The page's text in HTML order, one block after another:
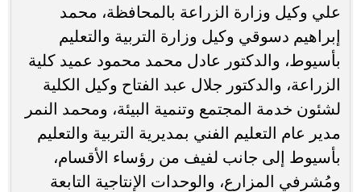
علي وكيل وزارة الزراعة بالمحافظة، محمد
إبراهيم دسوقي وكيل وزارة التربية والتعليم
بأسيوط، والدكتور عادل محمد محمود عميد كلية
الزراعة، والدكتور جلال عبد الفتاح وكيل الكلية
لشئون خدمة المجتمع وتنمية البيئة، ومحمد النمر
مدير عام التعليم الفني بمديرية التربية والتعليم
بأسيوط إلى جانب لفيف من رؤساء الأقسام،
ومُشرفي المزارع، والوحدات الإنتاجية التابعة